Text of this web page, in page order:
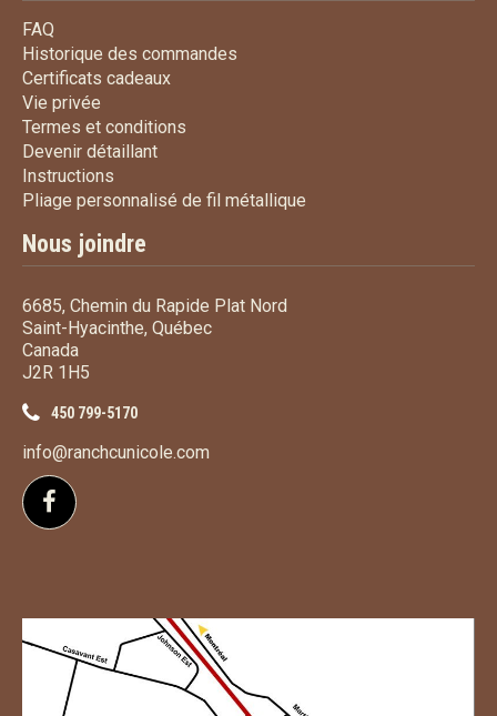
FAQ
Historique des commandes
Certificats cadeauxCertificats cadeaux
Vie privée
Termes et conditions
Devenir détaillantDevenir détaillant
Instructions
Pliage personnalisé de fil métallique
Nous joindre
6685, Chemin du Rapide Plat Nord
Saint-Hyacinthe, Québec
Canada
J2R 1H5
450 799-5170
info@ranchcunicole.com
Suivez-nous sur Facebook